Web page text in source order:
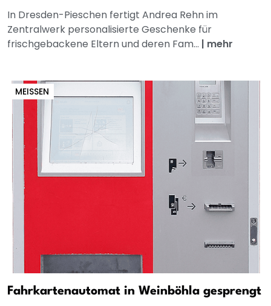
In Dresden-Pieschen fertigt Andrea Rehn im
Zentralwerk personalisierte Geschenke für
frischgebackene Eltern und deren Fam... | mehr
MEISSEN
Fahrkartenautomat in Weinböhla gesprengt